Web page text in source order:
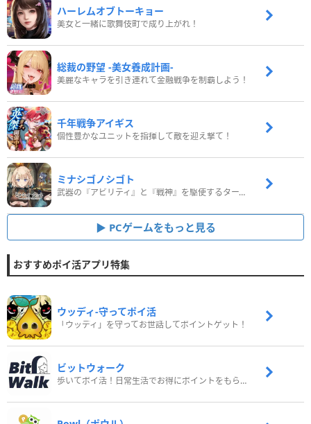
ハーレムオブトーキョー
美女と一緒に歌舞伎町で成り上がれ！
総裁の野望 -美女養成計画-
美麗なキャラを引き連れて金融戦争を制覇しよう！
千年戦争アイギス
個性豊かなユニットを指揮して敵を迎え撃て！
ミナシゴノシゴト
武器の『アビリティ』と『戦神』を駆使するターン制コマンドバトルRPG！
PCゲームをもっと見る
おすすめポイ活アプリ特集
ウッディ‐守ってポイ活
「ウッディ」を守ってお世話してポイントゲット！
ビットウォーク
歩いてポイ活！日常生活でお得にポイントをもらおう